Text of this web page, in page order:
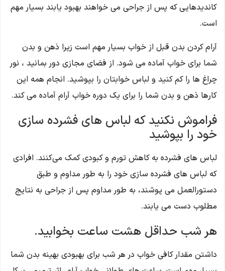
کاندیدهایی که پس از جراحی می خواهند بهبود یابند بسیار مهم
است.
آرام کردن بدن قبل از خواب بسیار مهم است زیرا ذهن و بدن
شما برای خواب آماده می شود. از فضای مجازی دور بمانید ، نور
چراغ ها را کم کنید و لباس خوابتان را بپوشید. انجام همه این
کارها ذهن و بدن شما را برای یک دوره خواب آرام آماده می کند.
فراموش نکنید که لباس های فشرده سازی
خود را بپوشید
لباس‌ های فشرده به کاهش تورم و کبودی کمک می‌کنند. افرادی
که لباس های فشرده سازی خود را به طور مداوم و طبق
دستورالعمل می پوشند، به طور مداوم پس از جراحی به نتایج
مطلوب دست می یابند.
هر شب حداقل هشت ساعت بخوابید.
داشتن مقدار کافی خواب در هر شب برای بهبودی بهینه بدن شما